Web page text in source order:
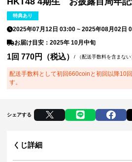
特典あり
2025年07月12日 03:00 ~2025年08月02日
お届け目安：2025年 10月中旬
1回 770円（税込）/ （配送手数料を含まない
配送手数料として初回660coinと初回以降10
す。
シェアする
くじ詳細